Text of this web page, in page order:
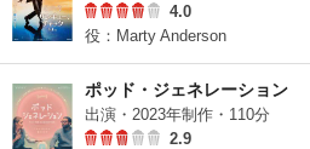
4.0
役：Marty Anderson
ポッド・ジェネレーション
出演・2023年制作・110分
2.9